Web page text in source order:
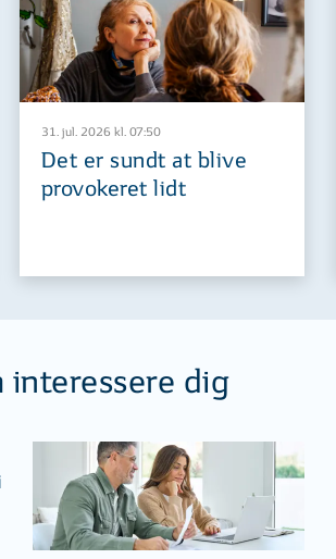
31. jul. 2026 kl. 07:50
Det er sundt at blive
provokeret lidt
dig